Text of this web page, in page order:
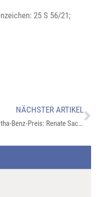
25 S 56/21;
NÄCHSTER ARTIKEL
Bertha-Benz-Preis: Renate Sachse ausgezeichnet